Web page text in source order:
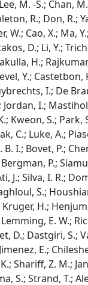
M. -S.; Chan,
R.; Don, R.;
Cao, X.; Ma,
D.; Li, Y.;
H.;
Y.; Castetbon,
I.; De
I.;
Kweon, S.; Park,
C.; Luke, A.;
I.; Bovet, P.;
P.;
J.; Silva, I. R.;
S.;
H.;
E. W.;
D.; Dastgiri, S.;
E.;
Shariff, Z. M.;
S.; Strand, T.;